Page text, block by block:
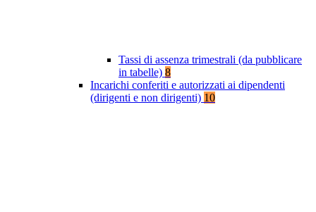
Tassi di assenza trimestrali (da pubblicare
in tabelle) 8
Incarichi conferiti e autorizzati ai dipendenti
(dirigenti e non dirigenti) 10